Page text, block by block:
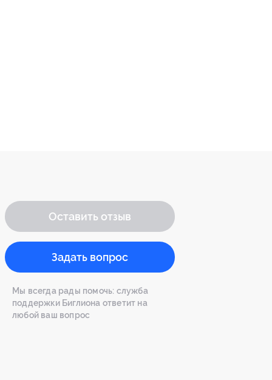
Оставить отзыв
Задать вопрос
Мы всегда рады помочь: служба
поддержки Биглиона ответит на
любой ваш вопрос